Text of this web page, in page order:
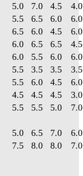
5.0 7.0 4.5
4.0
5.5 6.5 6.0
6.0
6.5 6.0 4.5
6.0
6.0 6.5 6.5
4.5
6.0 5.5 6.0
6.0
5.5 3.5 3.5
3.5
5.5 6.0 4.5
6.0
4.5 4.5 4.5
3.0
5.5 5.5 5.0
7.0
5.0 6.5 7.0
6.0
7.5 8.0 8.0 7.0